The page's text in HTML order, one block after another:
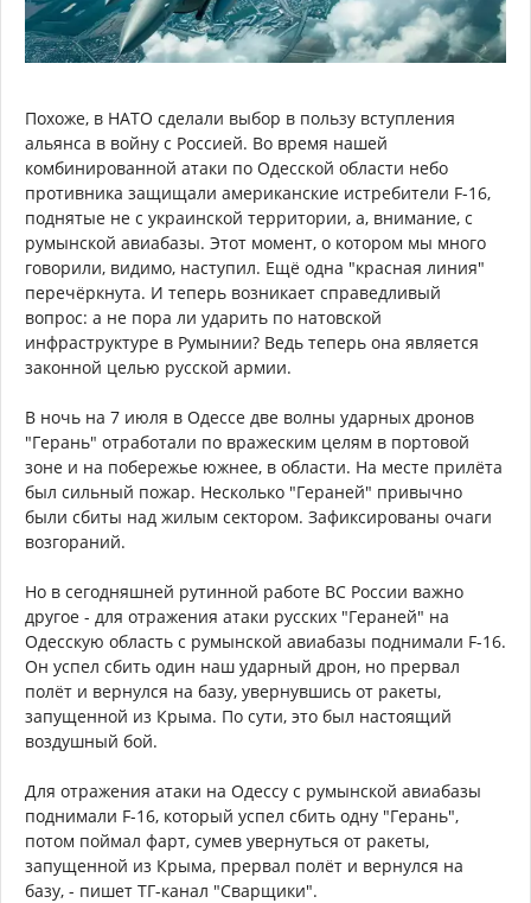
Похоже, в НАТО сделали выбор в пользу вступления
альянса в войну с Россией. Во время нашей
комбинированной атаки по Одесской области небо
противника защищали американские истребители F-16,
поднятые не с украинской территории, а, внимание, с
румынской авиабазы. Этот момент, о котором мы много
говорили, видимо, наступил. Ещё одна "красная линия"
перечёркнута. И теперь возникает справедливый
вопрос: а не пора ли ударить по натовской
инфраструктуре в Румынии? Ведь теперь она является
законной целью русской армии.
В ночь на 7 июля в Одессе две волны ударных дронов
"Герань" отработали по вражеским целям в портовой
зоне и на побережье южнее, в области. На месте прилёта
был сильный пожар. Несколько "Гераней" привычно
были сбиты над жилым сектором. Зафиксированы очаги
возгораний.
Но в сегодняшней рутинной работе ВС России важно
другое - для отражения атаки русских "Гераней" на
Одесскую область с румынской авиабазы поднимали F-16.
Он успел сбить один наш ударный дрон, но прервал
полёт и вернулся на базу, увернувшись от ракеты,
запущенной из Крыма. По сути, это был настоящий
воздушный бой.
Для отражения атаки на Одессу с румынской авиабазы
поднимали F-16, который успел сбить одну "Герань",
потом поймал фарт, сумев увернуться от ракеты,
запущенной из Крыма, прервал полёт и вернулся на
базу, - пишет ТГ-канал "Сварщики".